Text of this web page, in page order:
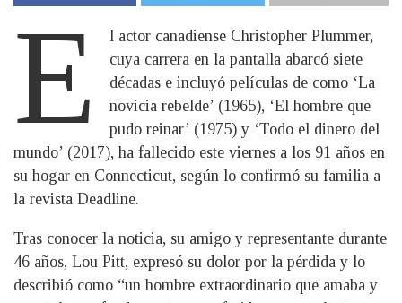
E
l actor canadiense Christopher Plummer,
cuya carrera en la pantalla abarcó siete
décadas e incluyó películas de como ‘La
novicia rebelde’ (1965), ‘El hombre que
pudo reinar’ (1975) y ‘Todo el dinero del
mundo’ (2017), ha fallecido este viernes a los 91 años en
su hogar en Connecticut, según lo confirmó su familia a
la revista Deadline.
Tras conocer la noticia, su amigo y representante durante
46 años, Lou Pitt, expresó su dolor por la pérdida y lo
describió como “un hombre extraordinario que amaba y